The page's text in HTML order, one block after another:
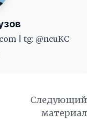
| tg: @ncuKC
Следующий
материал